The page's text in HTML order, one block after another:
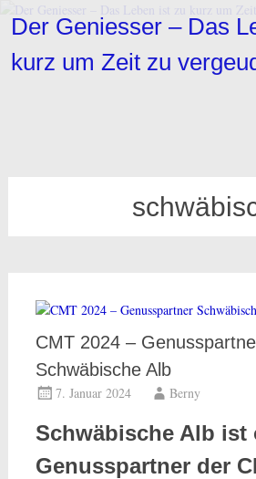
Zum
InhaltDer Geniesser – Das
kurz um Zeit zu
CMT 2024 –
Schwäbische Alb
7. Januar 2024 Berny
Schwäbische Alb ist
Genusspartner der